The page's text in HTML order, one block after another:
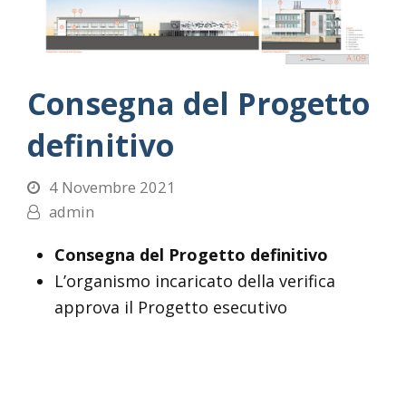
Consegna del Progetto
definitivo
4 Novembre 2021
admin
Consegna del Progetto definitivo
L’organismo incaricato della verifica
approva il Progetto esecutivo